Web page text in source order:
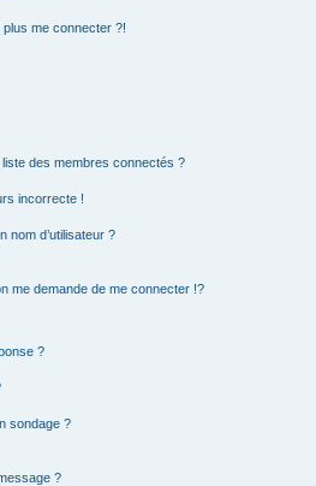
me connecter ?!
des membres connectés ?
incorrecte !
nom d’utilisateur ?
me demande de me connecter !?
?
sondage ?
?